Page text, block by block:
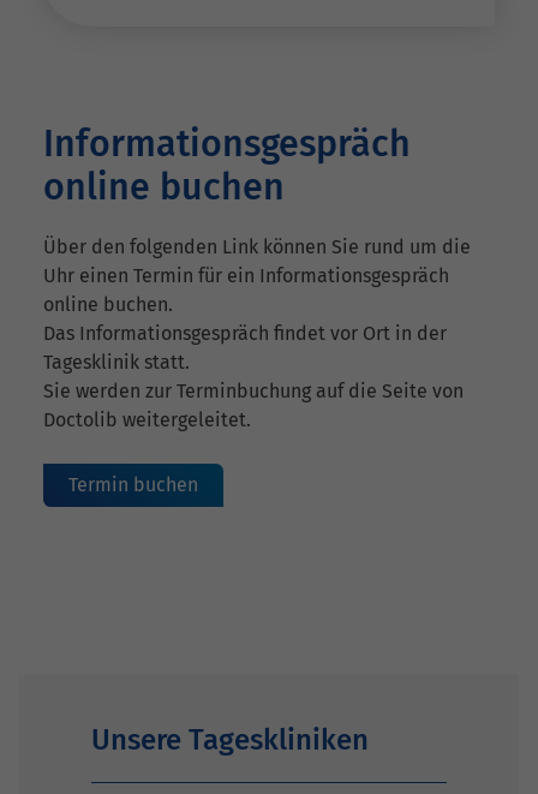
Informationsgespräch
online buchen
Über den folgenden Link können Sie rund um die
Uhr einen Termin für ein Informationsgespräch
online buchen.
Das Informationsgespräch findet vor Ort in der
Tagesklinik statt.
Sie werden zur Terminbuchung auf die Seite von
Doctolib weitergeleitet.
Termin buchen
Unsere Tageskliniken